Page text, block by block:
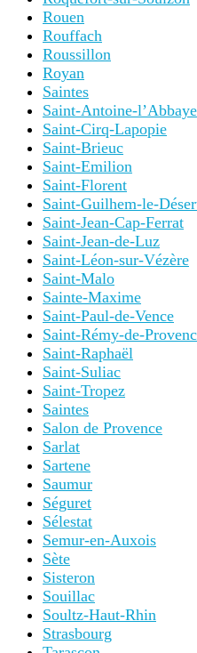
Rouen
Rouffach
Roussillon
Royan
Saintes
Saint-Antoine-l’Abbaye
Saint-Cirq-Lapopie
Saint-Brieuc
Saint-Emilion
Saint-Florent
Saint-Guilhem-le-
Saint-Jean-Cap-Ferrat
Saint-Jean-de-Luz
Saint-Léon-sur-Vézère
Saint-Malo
Sainte-Maxime
Saint-Paul-de-Vence
Saint-Rémy-de-
Saint-Raphaël
Saint-Suliac
Saint-Tropez
Saintes
Salon de Provence
Sarlat
Sartene
Saumur
Séguret
Sélestat
Semur-en-Auxois
Sète
Sisteron
Souillac
Soultz-Haut-Rhin
Strasbourg